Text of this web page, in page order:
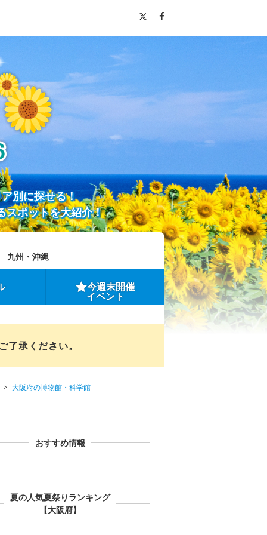
別に探せる！
スポットを大紹介！
九州・沖縄
今週末開催
イベント
承ください。
大阪府の博物館・科学館
おすすめ情報
夏の人気夏祭りランキング
【大阪府】